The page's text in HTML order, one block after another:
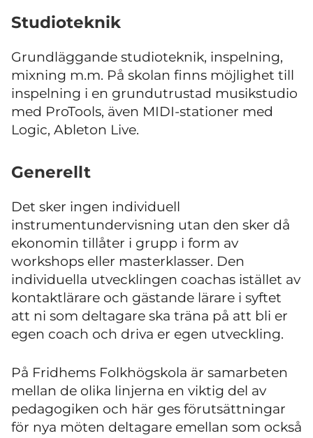
Studioteknik
Grundläggande studioteknik, inspelning,
mixning m.m. På skolan finns möjlighet till
inspelning i en grundutrustad musikstudio
med ProTools, även MIDI-stationer med
Logic, Ableton Live.
Generellt
Det sker ingen individuell
instrumentundervisning utan den sker då
ekonomin tillåter i grupp i form av
workshops eller masterklasser. Den
individuella utvecklingen coachas istället av
kontaktlärare och gästande lärare i syftet
att ni som deltagare ska träna på att bli er
egen coach och driva er egen utveckling.
På Fridhems Folkhögskola är samarbeten
mellan de olika linjerna en viktig del av
pedagogiken och här ges förutsättningar
för nya möten deltagare emellan som också